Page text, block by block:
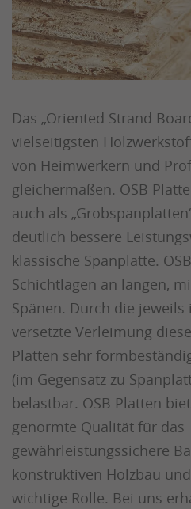
Das „Oriented Strand
vielseitigsten
von Heimwerkern und
gleichermaßen. OSB
auch als
deutlich bessere
klassische Spanplatte.
Schichtlagen an langen,
Spänen. Durch die
versetzte Verleimung
Platten sehr
(im Gegensatz zu
belastbar. OSB Platten
genormte Qualität für das
gewährleistungssichere
konstruktiven Holzbau
wichtige Rolle. Bei uns